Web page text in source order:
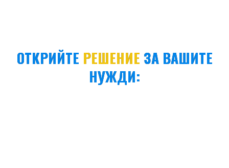
ОТКРИЙТЕ РЕШЕНИЕ ЗА ВАШИТЕ
НУЖДИ: